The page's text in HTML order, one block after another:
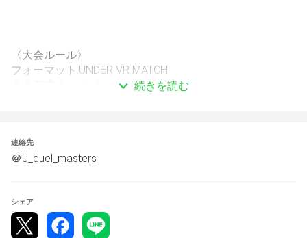
〈大会ルール〉
フォーマット:UNDER VR MATCH
大会形式:トーナメント
ルーム作成:対戦表上側（もしくは左側）の方
○優勝賞品
・優勝者称号（金枠）
続きを読む
連絡先
＠J_duel_masters
シェア